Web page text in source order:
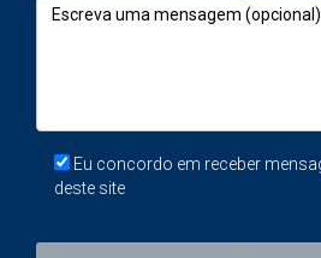
gama de serviços
seguras.
Eu concordo em receber
deste site